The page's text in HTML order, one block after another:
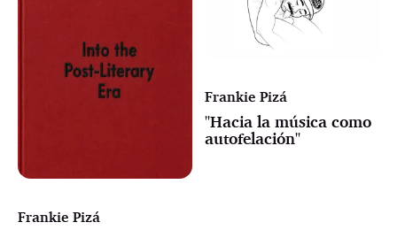
Frankie Pizá
Frankie Pizá
"Hacia la música como
autofelación"